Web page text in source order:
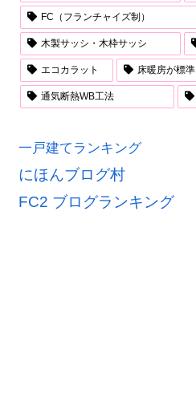
FC（フランチャイズ制）
木製サッシ・木枠サッシ
エコカラット 床暖房が標準
通気断熱WB工法
一戸建てランキング
にほんブログ村
FC2 ブログランキング